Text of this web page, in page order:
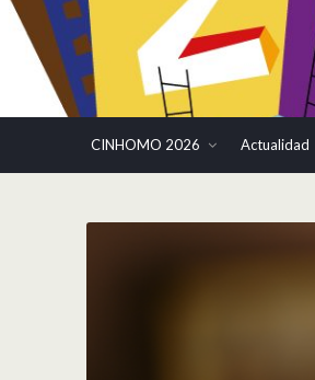
CINHOMO 2026 Actualidad